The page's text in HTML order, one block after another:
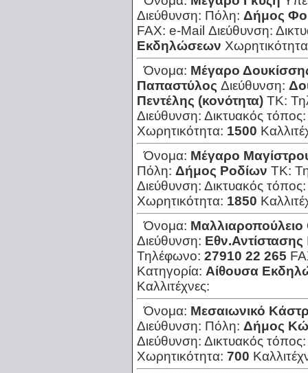
Διεύθυνση: Πόλη: Δήμος
FAX: e-Mail Διεύθυνση:
Εκδηλώσεων
Όνομα: Μέγαρο
Παπαστύλος Διεύθυνση:
Πεντέλης (κονότητα) ΤΚ:
Διεύθυνση: Δικτυακός
Χωρητικότητα: 1500
Όνομα: Μέγαρο
Πόλη: Δήμος Ροδίων ΤΚ:
Διεύθυνση: Δικτυακός
Χωρητικότητα: 1850
Όνομα: Μαλλιαροπούλειο
Διεύθυνση: Εθν.Αντίστασης
Τηλέφωνο: 27910 22 265
Κατηγορία: Αίθουσα
Καλλιτέχνες:
Όνομα: Μεσαιωνικό
Διεύθυνση: Πόλη: Δήμος
Διεύθυνση: Δικτυακός
Χωρητικότητα: 700